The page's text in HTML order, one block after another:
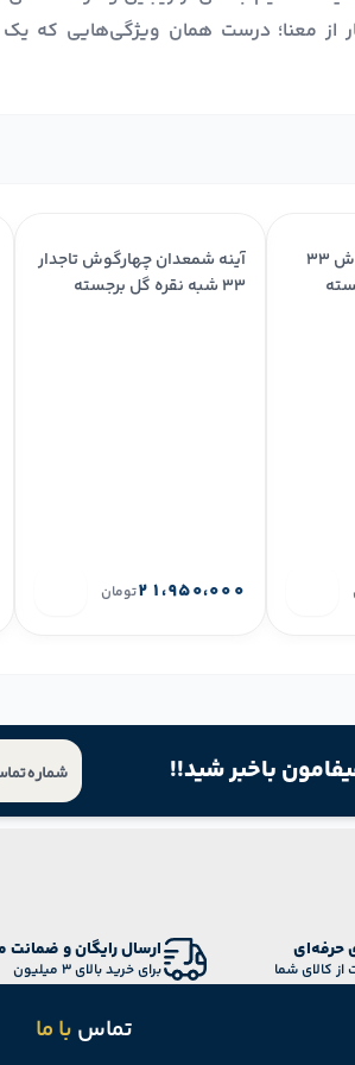
از معنا؛ درست همان ویژگی‌هایی که یک
آینه شمعدان چهارگوش ۳۳
آینه شمعدان چهارگوش تاجدار
۳۳ شبه نقره گل برجسته
۲۱،۹۵۰،۰۰۰تومان
باخبر شید!!
ارسال رایگان و ضمانت
برای خرید بالای 3 میلیون
حرفه‌ای
از کالای شما
تماس با ما